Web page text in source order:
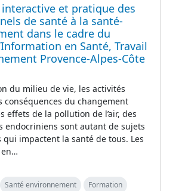
et pratique des
de santé à la santé-
dans le cadre du
en Santé, Travail
Provence-Alpes-Côte
du milieu de vie, les activités
conséquences du changement
effets de la pollution de l’air, des
endocriniens sont autant de sujets
qui impactent la santé de tous. Les
Santé environnement
Formation